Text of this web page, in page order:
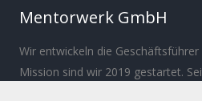
Mentorwerk GmbH
Wir entwickeln die
Mission sind wir 2019 gestartet.